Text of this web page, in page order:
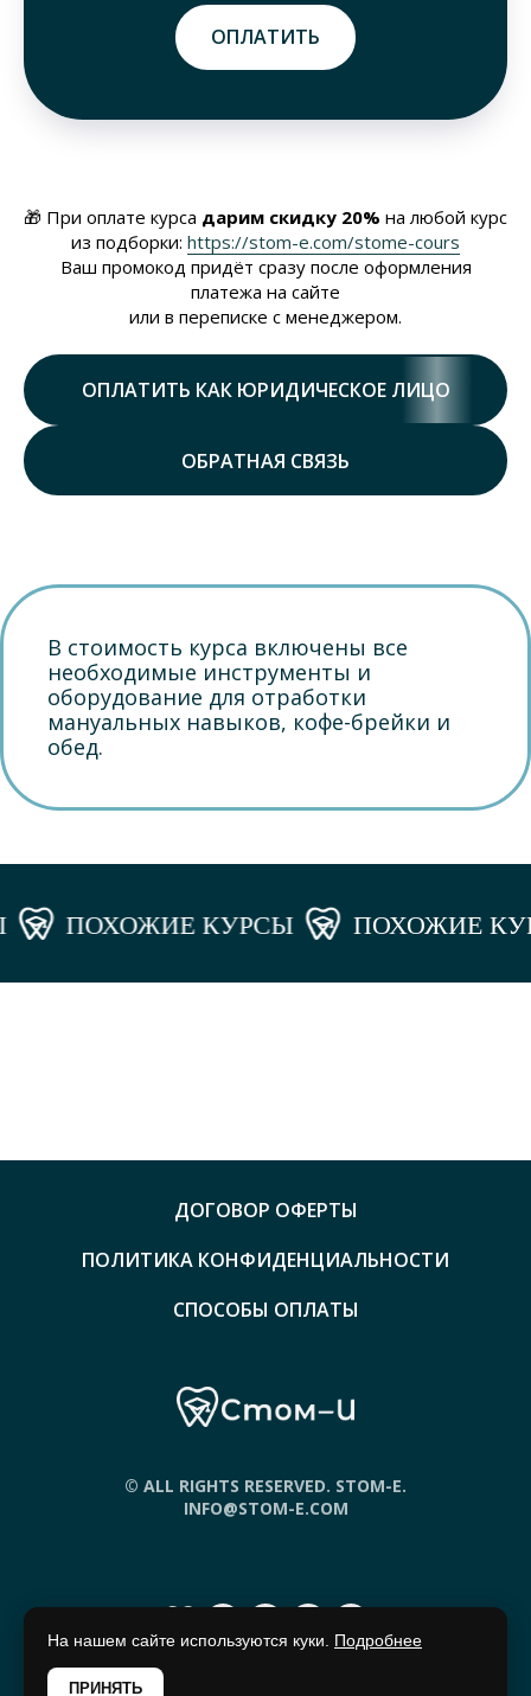
На нашем сайте используются куки. Подробнее
ПРИНЯТЬ
ОПЛАТИТЬ
🎁 При оплате курса дарим скидку 20% на любой курс
из подборки: https://stom-e.com/stome-cours
Ваш промокод придёт сразу после оформления
платежа на сайте
или в переписке с менеджером.
ОПЛАТИТЬ КАК ЮРИДИЧЕСКОЕ ЛИЦО
ОБРАТНАЯ СВЯЗЬ
В стоимость курса включены все
необходимые инструменты и
оборудование для отработки
мануальных навыков, кофе-брейки и
обед.
ПОХОЖИЕ КУРСЫ ПОХОЖИЕ
ДОГОВОР ОФЕРТЫ
ПОЛИТИКА КОНФИДЕНЦИАЛЬНОСТИ
СПОСОБЫ ОПЛАТЫ
© ALL RIGHTS RESERVED. STOM-E.
INFO@STOM-E.COM